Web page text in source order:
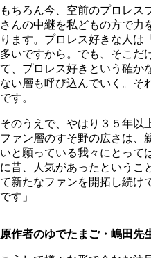
もちろん今、空前のプロレス
さんの中継を私どもの方で力
ります。プロレス好きな人は
多いですから。でも、そこだ
て、プロレス好きという確か
ない層も呼び込んでいく。そ
です。
そのうえで、やはり３５年以
ファン層のすそ野の広さは、
いと願っている我々にとって
に昔、人気があったというこ
て新たなファンを開拓し続け
です」
原作者のゆでたまご・嶋田先